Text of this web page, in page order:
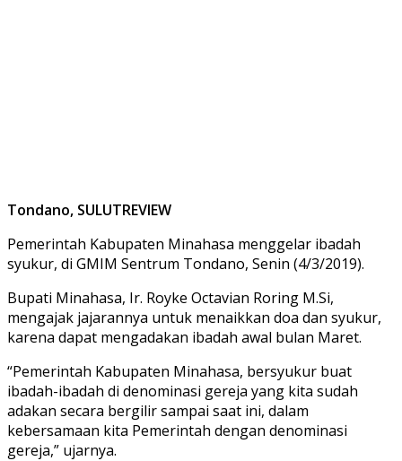
Tondano, SULUTREVIEW
Pemerintah Kabupaten Minahasa menggelar ibadah
syukur, di GMIM Sentrum Tondano, Senin (4/3/2019).
Bupati Minahasa, Ir. Royke Octavian Roring M.Si,
mengajak jajarannya untuk menaikkan doa dan syukur,
karena dapat mengadakan ibadah awal bulan Maret.
“Pemerintah Kabupaten Minahasa, bersyukur buat
ibadah-ibadah di denominasi gereja yang kita sudah
adakan secara bergilir sampai saat ini, dalam
kebersamaan kita Pemerintah dengan denominasi
gereja,” ujarnya.